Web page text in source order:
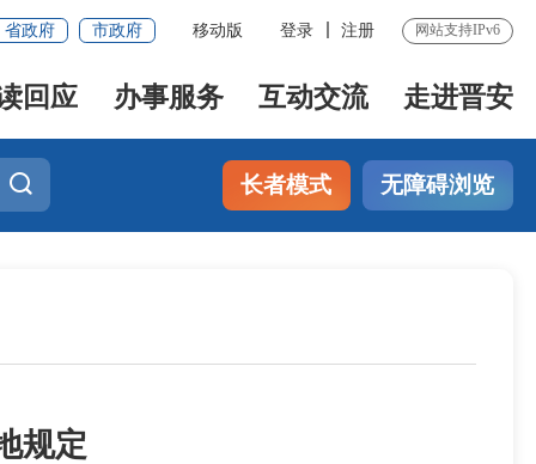
省政府 市政府 移动版 登录 注册 网站支持IPv6
回应 办事服务 互动交流 走进晋安
长者模式 无障碍浏览
规定